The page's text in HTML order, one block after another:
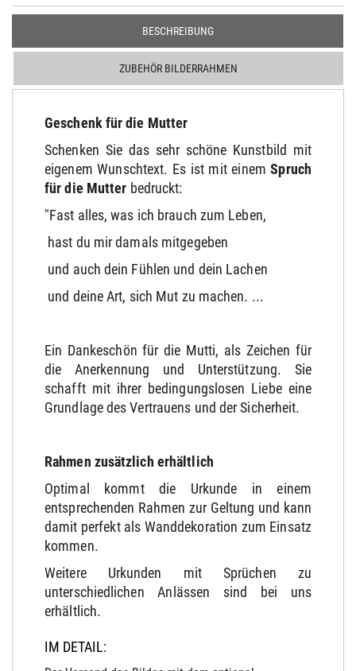
BESCHREIBUNG
ZUBEHÖR BILDERRAHMEN
Geschenk für die Mutter
Schenken Sie das sehr schöne Kunstbild mit
eigenem Wunschtext. Es ist mit einemSpruch
für die Mutter bedruckt:
"Fast alles, was ich brauch zum Leben,
hast du mir damals mitgegeben
und auch dein Fühlen und dein Lachen
und deine Art, sich Mut zu machen. ...
Ein Dankeschön für die Mutti, als Zeichen für
die Anerkennung und Unterstützung. Sie
schafft mit ihrer bedingungslosen Liebe eine
Grundlage des Vertrauens und der Sicherheit.
Rahmen zusätzlich erhältlich
Optimal kommt die Urkunde in einem
entsprechenden Rahmen zur Geltung und kann
damit perfekt als Wanddekoration zum Einsatz
kommen.
Weitere Urkunden mit Sprüchen zu
unterschiedlichen Anlässen sind bei uns
erhältlich.
IM DETAIL: